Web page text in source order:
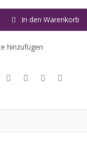
In den Warenkorb
hinzufügen